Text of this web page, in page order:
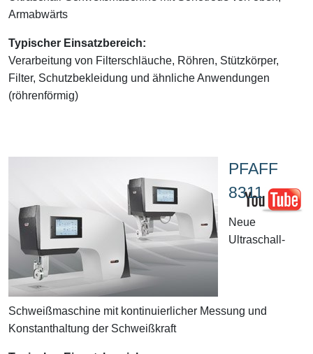
Armabwärts
Typischer Einsatzbereich:
Verarbeitung von Filterschläuche, Röhren, Stützkörper,
Filter, Schutzbekleidung und ähnliche Anwendungen
(röhrenförmig)
PFAFF
8311
Neue
Ultraschall-
Schweißmaschine mit kontinuierlicher Messung und
Konstanthaltung der Schweißkraft